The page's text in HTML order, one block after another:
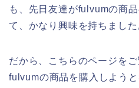
も、先日友達がfulvumの商
て、かなり興味を持ちました
だから、こちらのページを
fulvumの商品を購入しよう